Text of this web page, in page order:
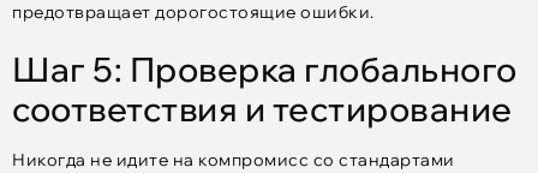
предотвращает дорогостоящие ошибки.
Шаг 5: Проверка глобального
соответствия и тестирование
Никогда не идите на компромисс со стандартами